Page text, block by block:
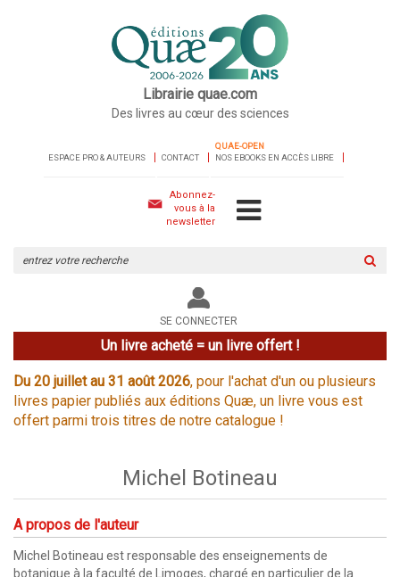
Librairie quae.com
Des livres au cœur des sciences
ESPACE PRO & AUTEURS CONTACT
QUAE-OPEN
NOS EBOOKS EN ACCÈS LIBRE
Abonnez-
vous à la
newsletter
le
site
SE CONNECTER
Un livre acheté = un livre offert !
Du 20 juillet au 31 août 2026, pour l'achat d'un ou plusieurs
livres papier publiés aux éditions Quæ, un livre vous est
offert parmi trois titres de notre catalogue !
Michel Botineau
A propos de l'auteur
Michel Botineau est responsable des enseignements de
botanique à la faculté de Limoges, chargé en particulier de la